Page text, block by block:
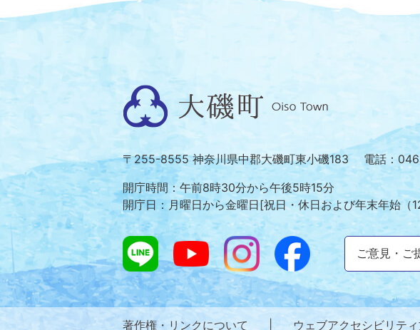
大
磯
Oiso
Town
〒255-8555 神奈川県中郡大磯町東小磯183 電話：
開庁時間：午前8時30分から午後5時15分
開庁日：月曜日から金曜日[祝日・休日および年末年始（
ご意見・ご
著作権・リンクについて ウェブアクセシビリテ